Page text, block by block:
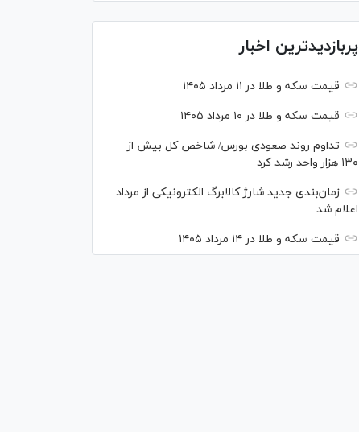
پربازدیدترین اخبار
قیمت سکه و طلا در ۱۱ مرداد ۱۴۰۵
قیمت سکه و طلا در ۱۰ مرداد ۱۴۰۵
تداوم روند صعودی بورس/ شاخص کل بیش از
۱۳۰ هزار واحد رشد کرد
زمان‌بندی جدید شارژ کالابرگ الکترونیکی از مرداد
اعلام شد
قیمت سکه و طلا در ۱۴ مرداد ۱۴۰۵